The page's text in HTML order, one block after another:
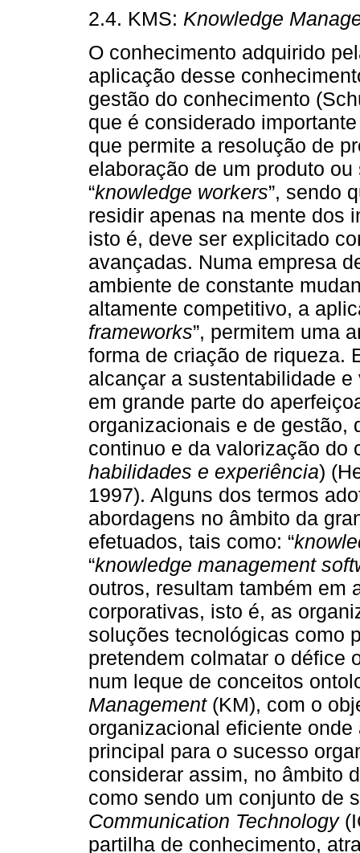
2.4. KMS: Knowledge
O conhecimento adquirido
aplicação desse
gestão do conhecimento
que é considerado
que permite a resolução de
elaboração de um produto
“knowledge workers”, sendo
residir apenas na mente dos
isto é, deve ser explicitado
avançadas. Numa empresa
ambiente de constante
altamente competitivo, a
frameworks”, permitem uma
forma de criação de riqueza.
alcançar a sustentabilidade
em grande parte do
organizacionais e de gestão,
continuo e da valorização do
habilidades e experiência)
1997). Alguns dos termos
abordagens no âmbito da
efetuados, tais como: “
“knowledge management
outros, resultam também em
corporativas, isto é, as
soluções tecnológicas como
pretendem colmatar o défice
num leque de conceitos
Management(KM), com o
organizacional eficiente
principal para o sucesso
considerar assim, no âmbito
como sendo um conjunto de
Communication Technology
partilha de conhecimento,